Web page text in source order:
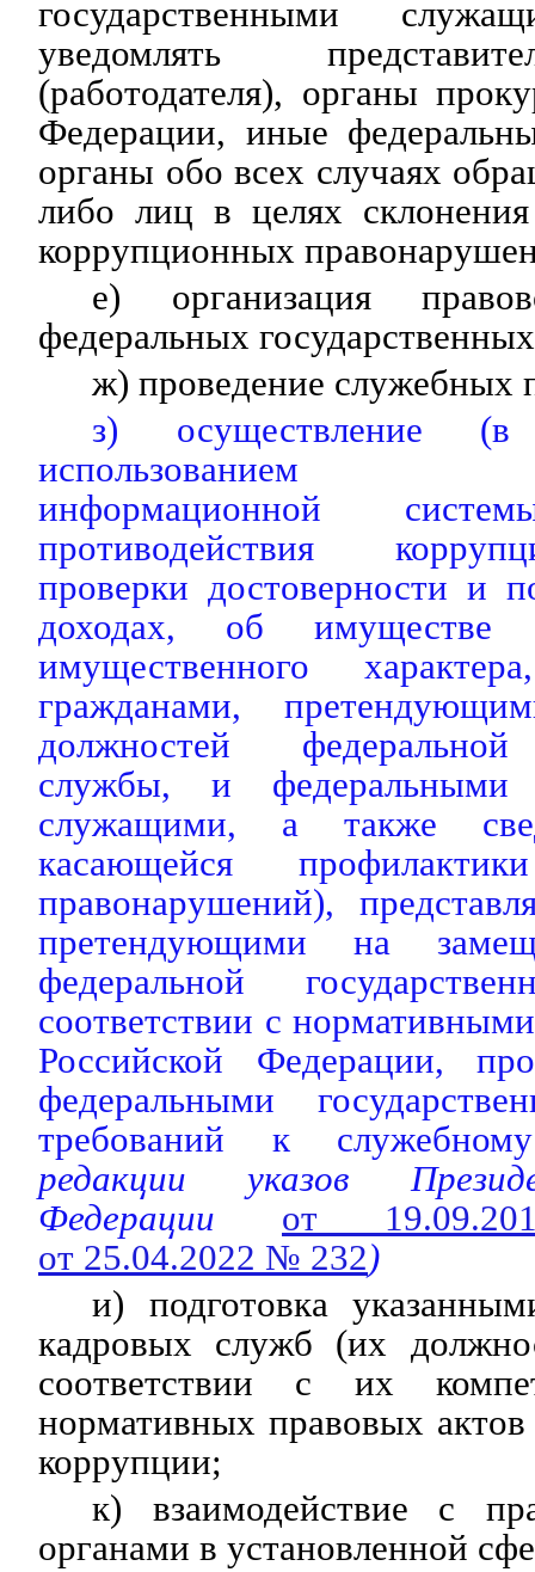
государственными
уведомлять
(работодателя), органы
Федерации, иные
органы обо всех случаях
либо лиц в целях
коррупционных
е) организация
федеральных
ж) проведение служебных
з) осуществление
использованием
информационной
противодействия
проверки достоверности и
доходах, об имуществе и
имущественного
гражданами,
должностей федеральной
службы, и федеральными
служащими, а также
касающейся
правонарушений),
претендующими на
федеральной
соответствии с
Российской Федерации,
федеральными
требований к
редакции указов
Федерации от
от 25.04.2022 № 232)
и) подготовка
кадровых служб (их
соответствии с их
нормативных правовых
коррупции;
к) взаимодействие с
органами в установленной